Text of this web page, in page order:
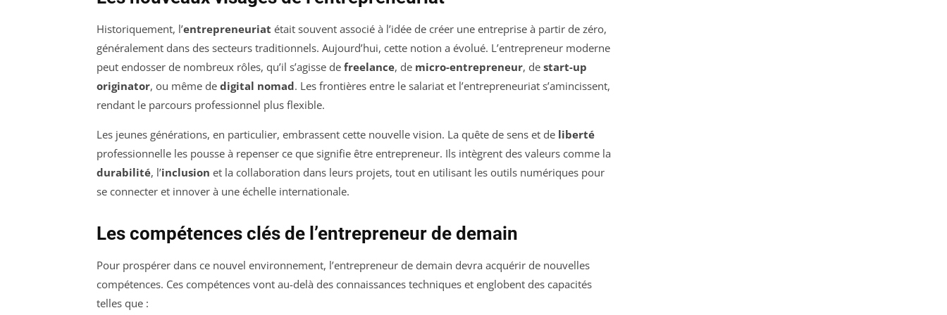
Historiquement, l’entrepreneuriat était souvent associé à l’idée de créer une entreprise à partir de zéro,
généralement dans des secteurs traditionnels. Aujourd’hui, cette notion a évolué. L’entrepreneur moderne
peut endosser de nombreux rôles, qu’il s’agisse de freelance, de micro-entrepreneur, de start-up
originator, ou même de digital nomad. Les frontières entre le salariat et l’entrepreneuriat s’amincissent,
rendant le parcours professionnel plus flexible.
Les jeunes générations, en particulier, embrassent cette nouvelle vision. La quête de sens et de liberté
professionnelle les pousse à repenser ce que signifie être entrepreneur. Ils intègrent des valeurs comme la
durabilité, l’inclusion et la collaboration dans leurs projets, tout en utilisant les outils numériques pour
se connecter et innover à une échelle internationale.
Les compétences clés de l’entrepreneur de demain
Pour prospérer dans ce nouvel environnement, l’entrepreneur de demain devra acquérir de nouvelles
compétences. Ces compétences vont au-delà des connaissances techniques et englobent des capacités
telles que :